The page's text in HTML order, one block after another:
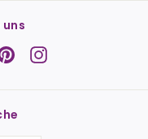
uns
PinterestInstagram